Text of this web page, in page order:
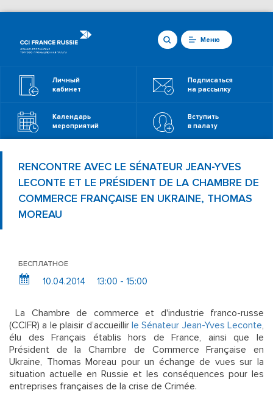
Меню
Личный
кабинет
Подписаться
на рассылку
Календарь
мероприятий
Вступить
в палату
RENCONTRE AVEC LE SÉNATEUR JEAN-YVES
LECONTE ET LE PRÉSIDENT DE LA CHAMBRE DE
COMMERCE FRANÇAISE EN UKRAINE, THOMAS
MOREAU
БЕСПЛАТНОЕ
10.04.2014 13:00 - 15:00
La Chambre de commerce et d'industrie franco-russe
(CCIFR) a le plaisir d’accueillir le Sénateur Jean-Yves Leconte,
élu des Français établis hors de France, ainsi que le
Président de la Chambre de Commerce Française en
Ukraine, Thomas Moreau pour un échange de vues sur la
situation actuelle en Russie et les conséquences pour les
entreprises françaises de la crise de Crimée.